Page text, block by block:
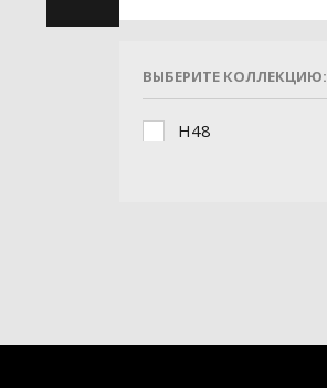
ВЫБЕРИТЕ КОЛЛЕКЦИЮ:
H48